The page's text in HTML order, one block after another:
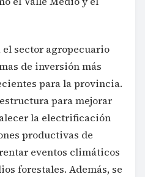
sector agropecuario
de inversión más
para la provincia.
para mejorar
la electrificación
productivas de
eventos climáticos
forestales. Además, se